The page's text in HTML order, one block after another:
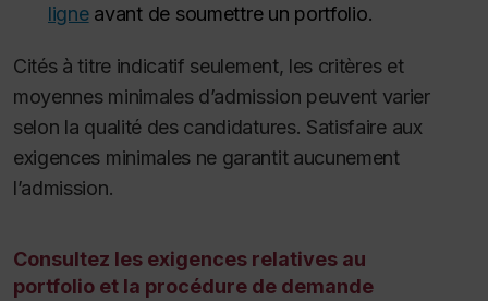
ligneavant de soumettre un portfolio.
Cités à titre indicatif seulement, les critères et
moyennes minimales d’admission peuvent varier
selon la qualité des candidatures. Satisfaire aux
exigences minimales ne garantit aucunement
l’admission.
Consultez les exigences relatives au
portfolio et la procédure de demande